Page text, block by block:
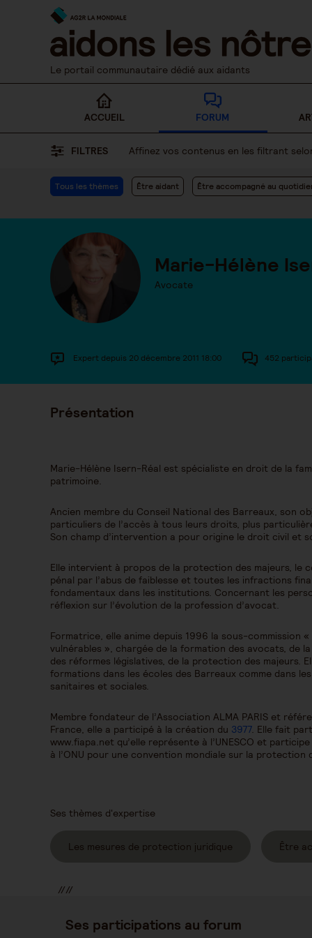
Le portail communautaire dédié aux aidants
ACCUEIL FORUM
FILTRES Affinez vos contenus en les filtrant
Tous les thèmes Être aidant Être accompagné au
Marie-Hélène
Avocate
Expert depuis 20 décembre 2011 18:00 452
Présentation
Marie-Hélène Isern-Réal est spécialiste en droit de la
patrimoine.
Ancien membre du Conseil National des Barreaux, son
particuliers de l’accès à tous leurs droits, plus
Son champ d’intervention a pour origine le droit civil et
Elle intervient à propos de la protection des majeurs, le
pénal par l’abus de faiblesse et toutes les infractions
fondamentaux dans les institutions. Concernant les
réflexion sur l’évolution de la profession d’avocat.
Formatrice, elle anime depuis 1996 la sous-commission
vulnérables », chargée de la formation des avocats, de
des réformes législatives, de la protection des majeurs.
formations dans les écoles des Barreaux comme dans
sanitaires et sociales.
Membre fondateur de l’Association ALMA PARIS et
France, elle a participé à la création du 3977. Elle fait
www.fiapa.net qu’elle représente à l’UNESCO et
à l’ONU pour une convention mondiale sur la protection
Ses thèmes d'expertise
Les mesures de protection juridique Être
////
Ses participations au forum